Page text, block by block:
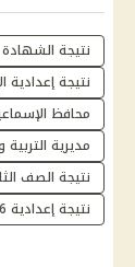
نتيجة الشهادة
نتيجة إعدادية
محافظ
مديرية التربية
نتيجة الصف
نتيجة إعدادية 2026